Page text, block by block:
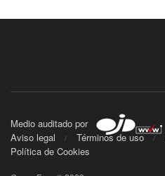
Medio auditado por
Aviso legal
Términos de uso
Política de Cookies